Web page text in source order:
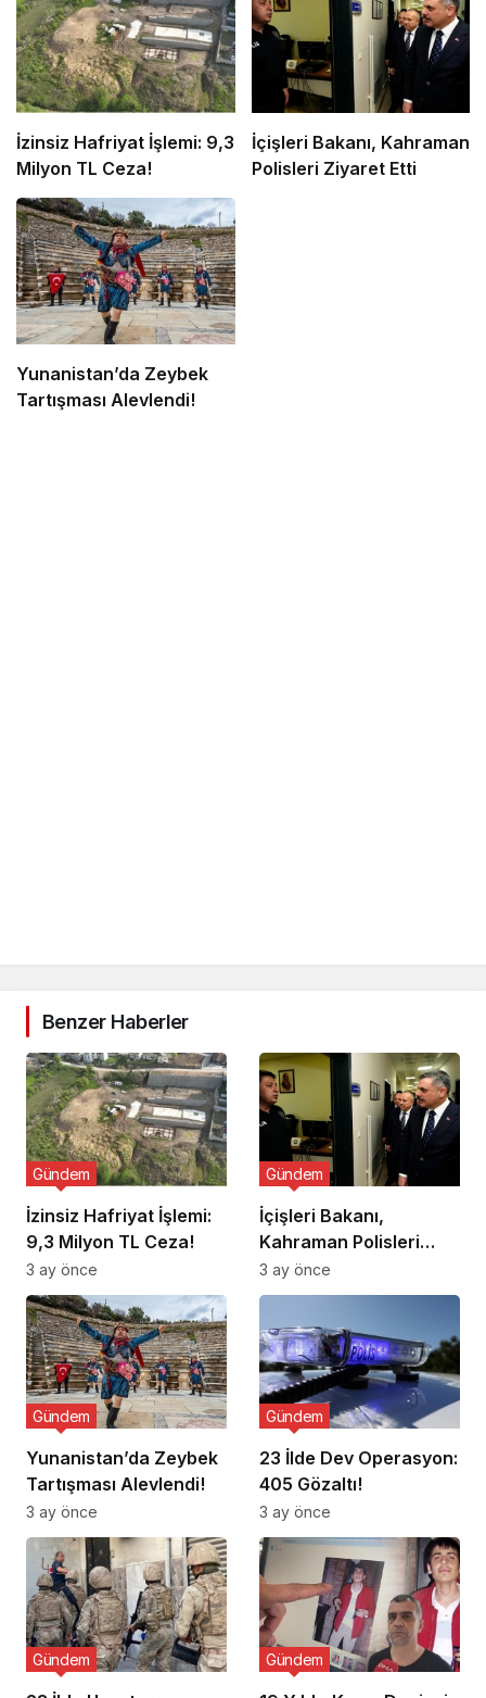
İzinsiz Hafriyat İşlemi: 9,3
Milyon TL Ceza!
İçişleri Bakanı, Kahraman
Polisleri Ziyaret Etti
Yunanistan’da Zeybek
Tartışması Alevlendi!
Benzer Haberler
İzinsiz Hafriyat İşlemi:
9,3 Milyon TL Ceza!
Gündem
3 ay önce
İçişleri Bakanı,
Kahraman Polisleri
Ziyaret Etti
Gündem
3 ay önce
Yunanistan’da Zeybek
Tartışması Alevlendi!
Gündem
3 ay önce
23 İlde Dev Operasyon:
405 Gözaltı!
Gündem
3 ay önce
Gündem Gündem